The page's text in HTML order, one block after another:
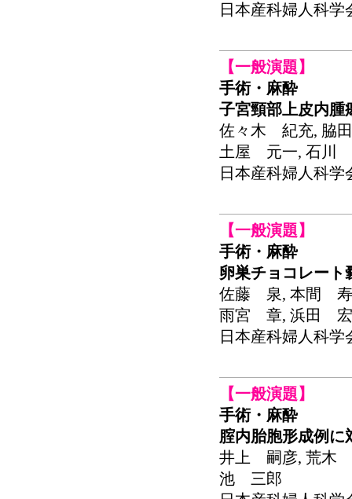
日本産科婦人科学
【一般演題】
手術・麻酔
子宮頸部上皮内腫
佐々木 紀充, 脇
土屋 元一, 石川
日本産科婦人科学
【一般演題】
手術・麻酔
卵巣チョコレート
佐藤 泉, 本間
雨宮 章, 浜田 宏
日本産科婦人科学
【一般演題】
手術・麻酔
腟内胎胞形成例に
井上 嗣彦, 荒木
池 三郎